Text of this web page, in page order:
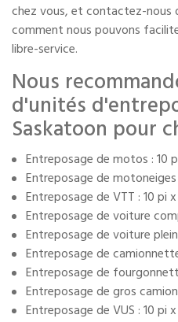
chez vous, et contactez-nous
comment nous pouvons
libre-service.
Nous
d'unités
Saskatoon pour
Entreposage de motos : 10
Entreposage de motoneiges
Entreposage de VTT : 10 pi
Entreposage de voiture
Entreposage de voiture
Entreposage de
Entreposage de
Entreposage de gros
Entreposage de VUS : 10 pi